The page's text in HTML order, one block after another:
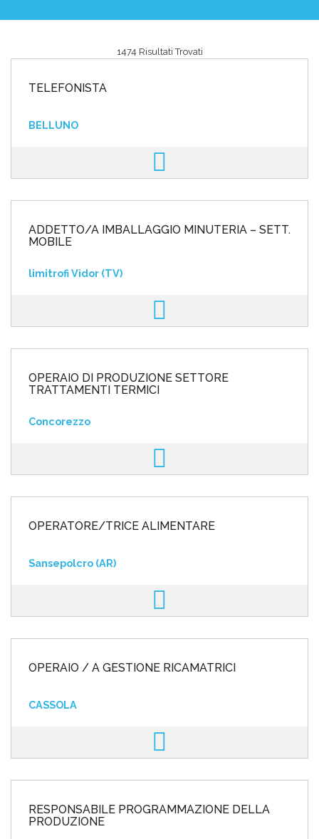
1474 Risultati Trovati
TELEFONISTA
BELLUNO
ADDETTO/A IMBALLAGGIO MINUTERIA – SETT.
MOBILE
limitrofi Vidor (TV)
OPERAIO DI PRODUZIONE SETTORE
TRATTAMENTI TERMICI
Concorezzo
OPERATORE/TRICE ALIMENTARE
Sansepolcro (AR)
OPERAIO / A GESTIONE RICAMATRICI
CASSOLA
RESPONSABILE PROGRAMMAZIONE DELLA
PRODUZIONE